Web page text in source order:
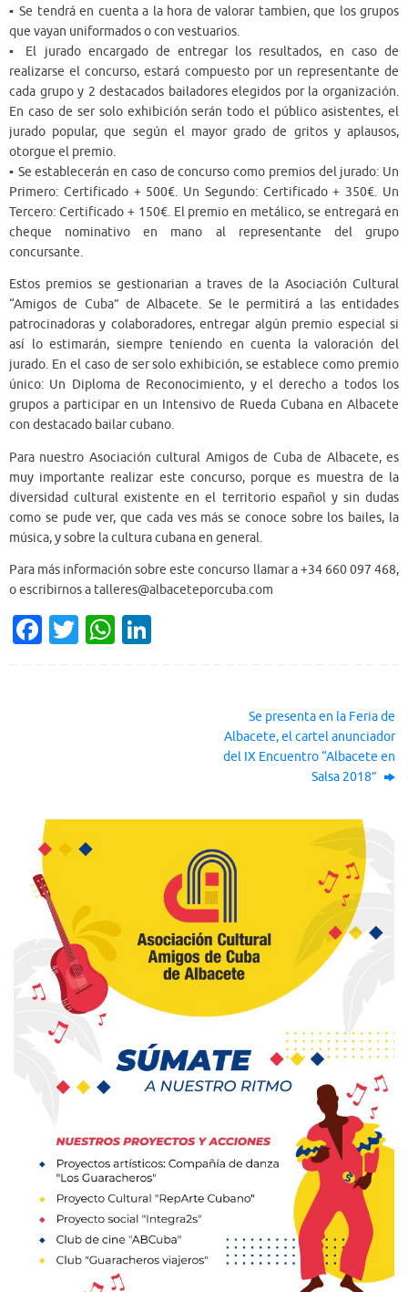
▪ Se tendrá en cuenta a la hora de valorar tambien, que los grupos
que vayan uniformados o con vestuarios.
▪ El jurado encargado de entregar los resultados, en caso de
realizarse el concurso, estará compuesto por un representante de
cada grupo y 2 destacados bailadores elegidos por la organización.
En caso de ser solo exhibición serán todo el público asistentes, el
jurado popular, que según el mayor grado de gritos y aplausos,
otorgue el premio.
▪ Se establecerán en caso de concurso como premios del jurado: Un
Primero: Certificado + 500€. Un Segundo: Certificado + 350€. Un
Tercero: Certificado + 150€. El premio en metálico, se entregará en
cheque nominativo en mano al representante del grupo
concursante.
Estos premios se gestionarian a traves de la Asociación Cultural
“Amigos de Cuba” de Albacete. Se le permitirá a las entidades
patrocinadoras y colaboradores, entregar algún premio especial si
así lo estimarán, siempre teniendo en cuenta la valoración del
jurado. En el caso de ser solo exhibición, se establece como premio
único: Un Diploma de Reconocimiento, y el derecho a todos los
grupos a participar en un Intensivo de Rueda Cubana en Albacete
con destacado bailar cubano.
Para nuestro Asociación cultural Amigos de Cuba de Albacete, es
muy importante realizar este concurso, porque es muestra de la
diversidad cultural existente en el territorio español y sin dudas
como se pude ver, que cada ves más se conoce sobre los bailes, la
música, y sobre la cultura cubana en general.
Para más información sobre este concurso llamar a +34 660 097 468,
o escribirnos a talleres@albaceteporcuba.com
Fa T W
Se presenta en la Feria de
Albacete, el cartel anunciador
del IX Encuentro “Albacete en
Salsa 2018”